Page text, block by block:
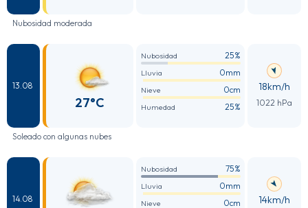
Nubosidad moderada
13.08
27°C
Nubosidad 25%
Lluvia 0mm
Nieve 0cm
Humedad 25%
18km/h
1022 hPa
Soleado con algunas nubes
14.08
Nubosidad 75%
Lluvia 0mm
Nieve 0cm 14km/h